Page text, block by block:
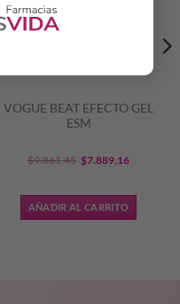
VOGUE BEAT EFECTO GEL
ESM
$9.861,45 El
original
era:
$7.889,16El
es:
AÑADIR AL CARRITO